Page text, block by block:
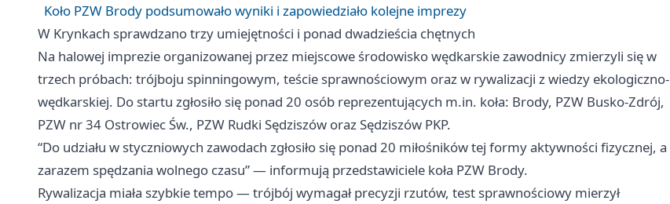
Koło PZW Brody podsumowało wyniki i zapowiedziało kolejne imprezy
W Krynkach sprawdzano trzy umiejętności i ponad dwadzieścia chętnych
Na halowej imprezie organizowanej przez miejscowe środowisko wędkarskie zawodnicy zmierzyli się w
trzech próbach: trójboju spinningowym, teście sprawnościowym oraz w rywalizacji z wiedzy ekologiczno-
wędkarskiej. Do startu zgłosiło się ponad 20 osób reprezentujących m.in. koła: Brody, PZW Busko-Zdrój,
PZW nr 34 Ostrowiec Św., PZW Rudki Sędziszów oraz Sędziszów PKP.
“Do udziału w styczniowych zawodach zgłosiło się ponad 20 miłośników tej formy aktywności fizycznej, a
zarazem spędzania wolnego czasu” — informują przedstawiciele koła PZW Brody.
Rywalizacja miała szybkie tempo — trójbój wymagał precyzji rzutów, test sprawnościowy mierzył